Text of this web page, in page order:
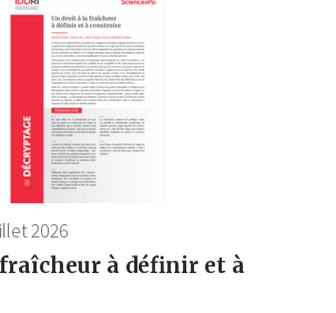
2026
à définir et à